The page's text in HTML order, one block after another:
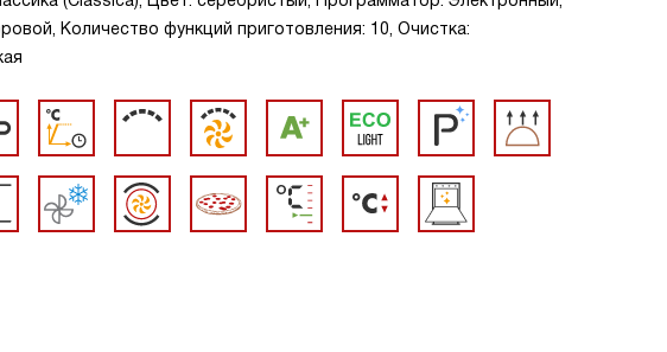
Количество функций приготовления: 10, Очистка: